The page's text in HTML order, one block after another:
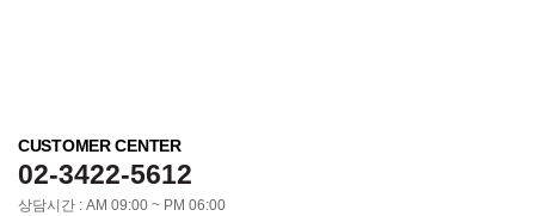
CUSTOMER CENTER
02-3422-5612
상담시간 : AM 09:00 ~ PM 06:00